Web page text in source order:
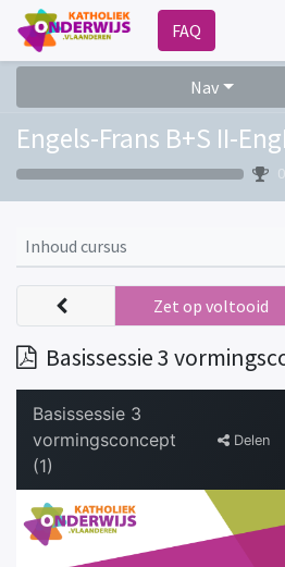
FAQ
Nav
Engels-Frans B+S II-
Inhoud cursus
Basissessie 3
Zet op voltooid